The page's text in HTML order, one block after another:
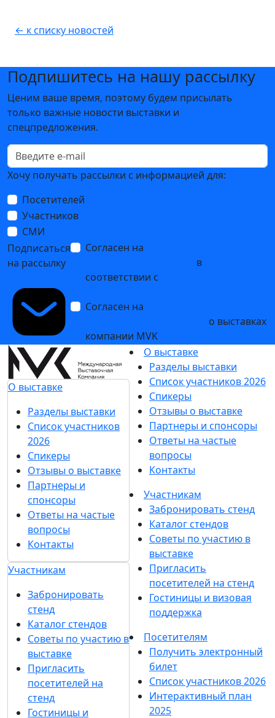
← к списку новостей
Подпишитесь на нашу рассылку
Ценим ваше время, поэтому будем присылать
только важные новости выставки и
спецпредложения.
Хочу получать рассылки с информацией для:
Посетителей
Участников
СМИ
Подписаться
на рассылку
Согласен на
в
соответствии с
Согласен на
о выставках
компании MVK
О выставке
Разделы выставки
Список участников
2026
Спикеры
Отзывы о выставке
Партнеры и
спонсоры
Ответы на частые
вопросы
Контакты
Участникам
Забронировать
стенд
Каталог стендов
Советы по участию в
выставке
Пригласить
посетителей на
стенд
Гостиницы и
О выставке
Разделы выставки
Список участников 2026
Спикеры
Отзывы о выставке
Партнеры и спонсоры
Ответы на частые
вопросы
Контакты
Участникам
Забронировать стенд
Каталог стендов
Советы по участию в
выставке
Пригласить
посетителей на стенд
Гостиницы и визовая
поддержка
Посетителям
Получить электронный
билет
Список участников 2026
Интерактивный план
2025